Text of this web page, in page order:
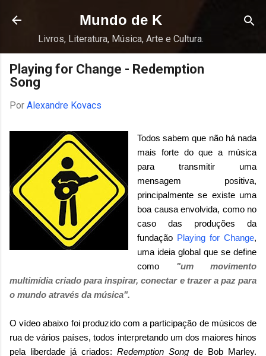
Pular para o conteúdo principal
Mundo de K
Livros, Literatura, Música, Arte e Cultura.
Playing for Change - Redemption
Song
Por Alexandre Kovacs
Todos sabem que não há nada
mais forte do que a música
para transmitir uma
mensagem positiva,
principalmente se existe uma
boa causa envolvida, como no
caso das produções da
fundação Playing for Change,
uma ideia global que se define
como
"um movimento
multimídia criado para inspirar, conectar e trazer a paz para
o mundo através da música".
O vídeo abaixo foi produzido com a participação de músicos de
rua de vários países, todos interpretando um dos maiores hinos
pela liberdade já criados: Redemption Song de Bob Marley.